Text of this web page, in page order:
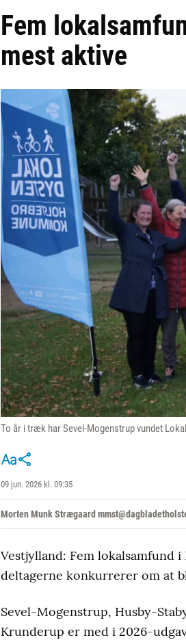
Fem
mest aktive
To år i træk har Sevel-Mogenstrup vundet
09 jun. 2026 kl. 09:35
Morten Munk Strægaard
Vestjylland: Fem lokalsamfund
deltagerne konkurrerer om at
Sevel-Mogenstrup, Husby-
Krunderup er med i 2026-